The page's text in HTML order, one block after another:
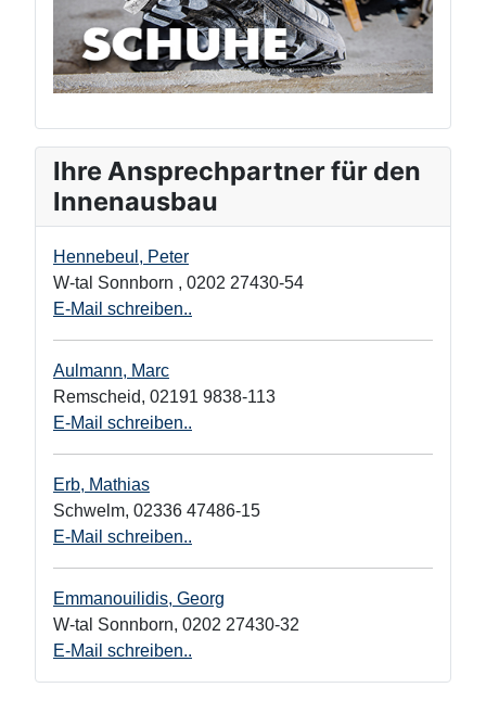
Ihre Ansprechpartner für den
Innenausbau
Hennebeul, Peter
W-tal Sonnborn , 0202 27430-54
E-Mail schreiben..
Aulmann, Marc
Remscheid, 02191 9838-113
E-Mail schreiben..
Erb, Mathias
Schwelm, 02336 47486-15
E-Mail schreiben..
Emmanouilidis, Georg
W-tal Sonnborn, 0202 27430-32
E-Mail schreiben..